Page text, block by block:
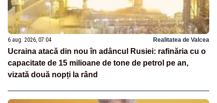
6 aug. 2026, 07:04 Realitatea de Valcea
Ucraina atacă din nou în adâncul Rusiei: rafinăria cu o
capacitate de 15 milioane de tone de petrol pe an,
vizată două nopți la rând